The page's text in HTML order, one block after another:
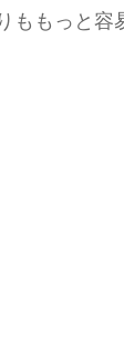
ももっと容